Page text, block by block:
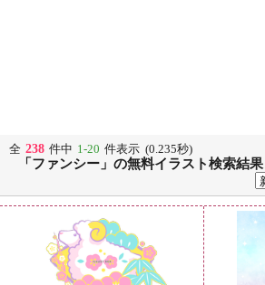
全 238 件中 1-20 件表示 (0.235秒)
「ファンシー」の無料イラスト検索結果